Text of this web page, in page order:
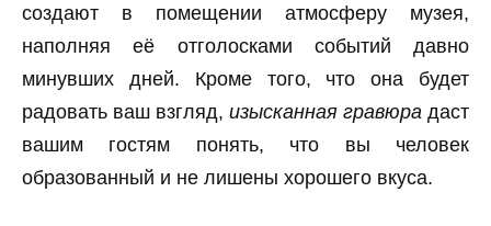
создают в помещении атмосферу музея,
наполняя её отголосками событий давно
минувших дней. Кроме того, что она будет
радовать ваш взгляд, изысканная гравюра даст
вашим гостям понять, что вы человек
образованный и не лишены хорошего вкуса.